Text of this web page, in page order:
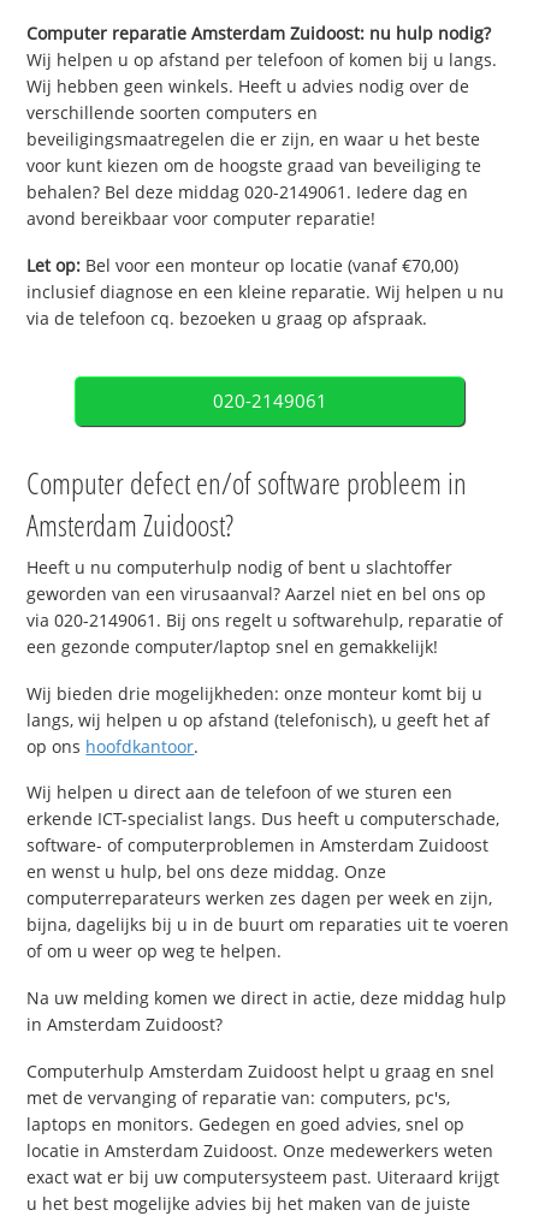
Computer reparatie Amsterdam Zuidoost: nu hulp nodig?
Wij helpen u op afstand per telefoon of komen bij u langs.
Wij hebben geen winkels. Heeft u advies nodig over de
verschillende soorten computers en
beveiligingsmaatregelen die er zijn, en waar u het beste
voor kunt kiezen om de hoogste graad van beveiliging te
behalen? Bel deze middag 020-2149061. Iedere dag en
avond bereikbaar voor computer reparatie!
Let op: Bel voor een monteur op locatie (vanaf €70,00)
inclusief diagnose en een kleine reparatie. Wij helpen u nu
via de telefoon cq. bezoeken u graag op afspraak.
020-2149061
Computer defect en/of software probleem in
Amsterdam Zuidoost?
Heeft u nu computerhulp nodig of bent u slachtoffer
geworden van een virusaanval? Aarzel niet en bel ons op
via 020-2149061. Bij ons regelt u softwarehulp, reparatie of
een gezonde computer/laptop snel en gemakkelijk!
Wij bieden drie mogelijkheden: onze monteur komt bij u
langs, wij helpen u op afstand (telefonisch), u geeft het af
op ons hoofdkantoor.
Wij helpen u direct aan de telefoon of we sturen een
erkende ICT-specialist langs. Dus heeft u computerschade,
software- of computerproblemen in Amsterdam Zuidoost
en wenst u hulp, bel ons deze middag. Onze
computerreparateurs werken zes dagen per week en zijn,
bijna, dagelijks bij u in de buurt om reparaties uit te voeren
of om u weer op weg te helpen.
Na uw melding komen we direct in actie, deze middag hulp
in Amsterdam Zuidoost?
Computerhulp Amsterdam Zuidoost helpt u graag en snel
met de vervanging of reparatie van: computers, pc's,
laptops en monitors. Gedegen en goed advies, snel op
locatie in Amsterdam Zuidoost. Onze medewerkers weten
exact wat er bij uw computersysteem past. Uiteraard krijgt
u het best mogelijke advies bij het maken van de juiste